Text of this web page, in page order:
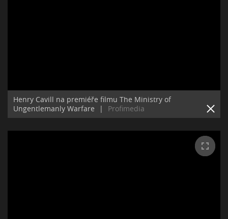
Henry Cavill na premiéře filmu The Ministry of
Ungentlemanly Warfare
| Profimedia